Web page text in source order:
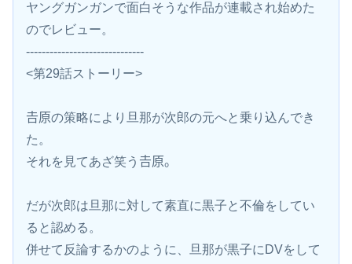
ヤングガンガンで面白そうな作品が連載され始めた
のでレビュー。
------------------------------
<第29話ストーリー>
𠮷原の策略により旦那が次郎の元へと乗り込んでき
た。
それを見てあざ笑う𠮷原。
だが次郎は旦那に対して素直に黒子と不倫をしてい
ると認める。
併せて反論するかのように、旦那が黒子にDVをして